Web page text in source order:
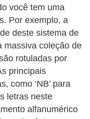
você tem uma
Por exemplo, a
deste sistema de
massiva coleção de
rotuladas por
principais
como ‘NB’ para
letras neste
alfanumérico